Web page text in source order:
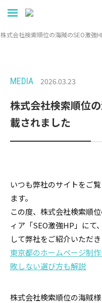
株式会社検索順位の海賊のSEO激強
MEDIA 2026.03.23
株式会社検索順位
載されました
いつも弊社のサイトをご
ます。
この度、株式会社検索順
ィア「SEO激強HP」にて
して弊社をご紹介いただき
東京都のホームページ制
敗しない選び方も解説
株式会社検索順位の海賊